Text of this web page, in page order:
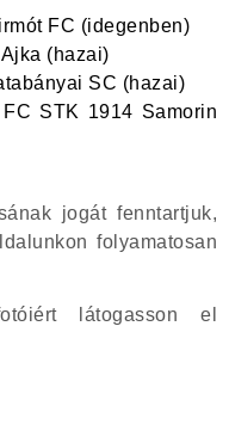
FC (idegenben)
(hazai)
SC (hazai)
STK 1914 Samorin
jogát fenntartjuk,
folyamatosan
látogasson el